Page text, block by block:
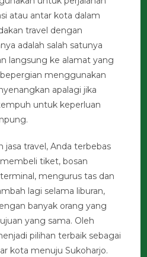
atau antar kota dalam
travel dengan
adalah salah satunya
langsung ke alamat yang
menggunakan
apalagi jika
untuk keperluan
travel, Anda terbebas
tiket, bosan
mengurus tas dan
lagi selama liburan,
banyak orang yang
yang sama. Oleh
pilihan terbaik sebagai
kota menuju Sukoharjo.